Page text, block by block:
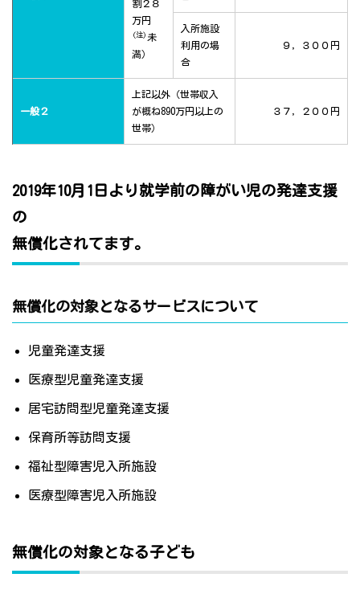
割２８
万円
(注) 未
満）
入所施設
利用の場
合
９，３００円
一般２
上記以外（世帯収入
が概ね890万円以上の
世帯）
３７，２００円
2019年10月1日より就学前の障がい児の発達支援
の
無償化されてます。
無償化の対象となるサービスについて
児童発達支援
医療型児童発達支援
居宅訪問型児童発達支援
保育所等訪問支援
福祉型障害児入所施設
医療型障害児入所施設
無償化の対象となる子ども